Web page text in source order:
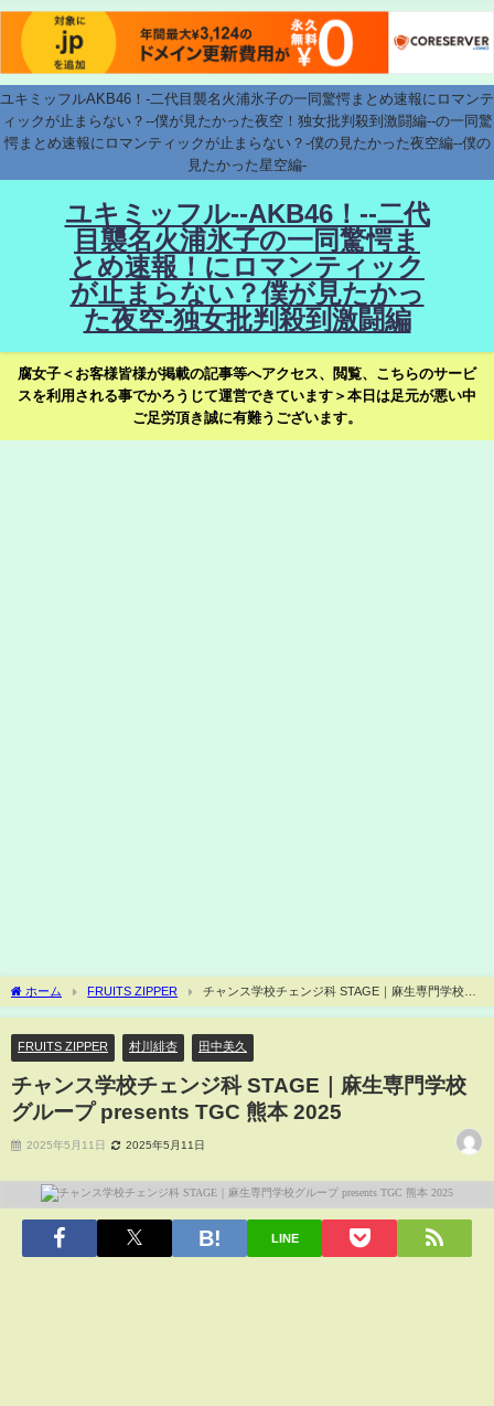
ユキミッフルAKB46！-二代目襲名火浦氷子の一同驚愕まとめ速報にロマンテ
ィックが止まらない？--僕が見たかった夜空！独女批判殺到激闘編--の一同驚
愕まとめ速報にロマンティックが止まらない？-僕の見たかった夜空編--僕の
見たかった星空編-
ユキミッフル--AKB46！--二代
目襲名火浦氷子の一同驚愕ま
とめ速報！にロマンティック
が止まらない？僕が見たかっ
た夜空-独女批判殺到激闘編
腐女子＜お客様皆様が掲載の記事等へアクセス、閲覧、こちらのサービ
スを利用される事でかろうじて運営できています＞本日は足元が悪い中
ご足労頂き誠に有難うございます。
ホーム FRUITS ZIPPER
チャンス学校チェンジ科 STAGE｜麻生専門学校グ
ループ presents TGC 熊本 2025
FRUITS ZIPPER 村川緋杏 田中美久
チャンス学校チェンジ科 STAGE｜麻生専門学校
グループ presents TGC 熊本 2025
2025年5月11日 2025年5月11日
LINE